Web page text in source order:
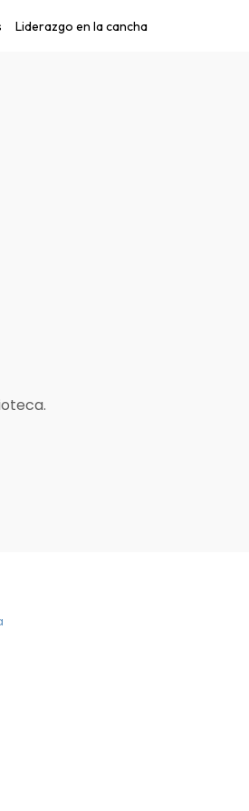
Liderazgo en la cancha